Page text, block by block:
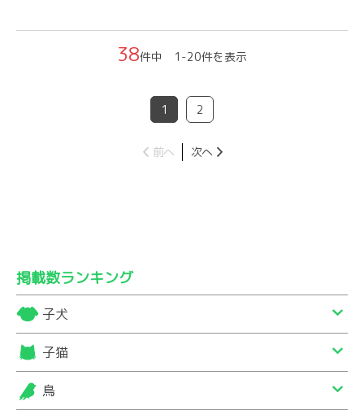
38件中 1-20件を表示
1 2
前へ 次へ
掲載数ランキング
子犬
子猫
鳥